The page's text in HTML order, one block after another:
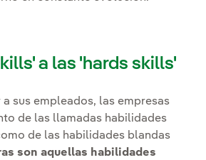
a las 'hards skills'
sus empleados, las empresas
de las llamadas habilidades
de las habilidades blandas
son aquellas habilidades